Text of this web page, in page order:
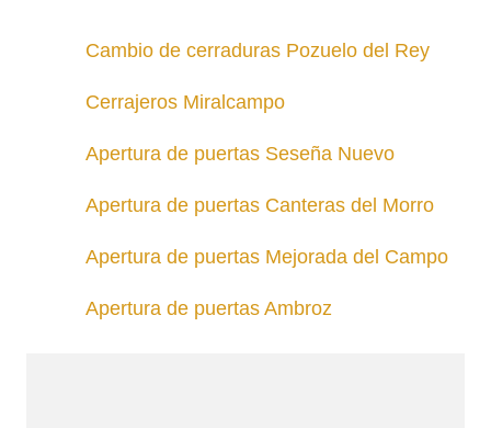
Cambio de cerraduras Pozuelo del Rey
Cerrajeros Miralcampo
Apertura de puertas Seseña Nuevo
Apertura de puertas Canteras del Morro
Apertura de puertas Mejorada del Campo
Apertura de puertas Ambroz